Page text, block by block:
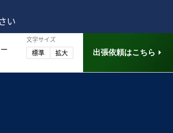
い
文字サイズ
標準 拡大 出張依頼はこちら